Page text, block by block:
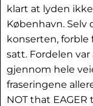
klart at lyden
København.
konserten, forble
satt. Fordelen
gjennom hele
fraseringene
NOT that EAGER